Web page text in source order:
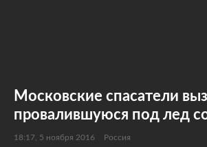
Московские спасатели
провалившуюся под лед
18:17, 5 ноября 2016 Россия